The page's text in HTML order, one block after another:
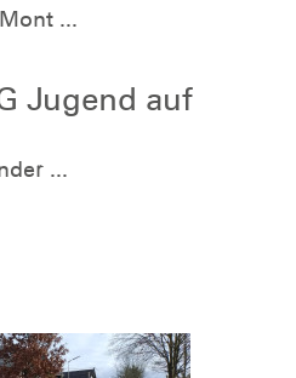
...
Jugend auf
...